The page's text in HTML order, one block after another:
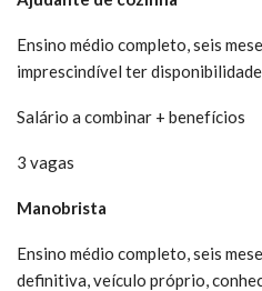
Ensino médio completo, seis
imprescindível ter
Salário a combinar + benefícios
3 vagas
Manobrista
Ensino médio completo, seis
definitiva, veículo próprio,